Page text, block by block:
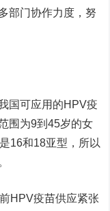
部门协作力度，努
可应用的HPV疫
围为9到45岁的女
16和18亚型，所以
HPV疫苗供应紧张